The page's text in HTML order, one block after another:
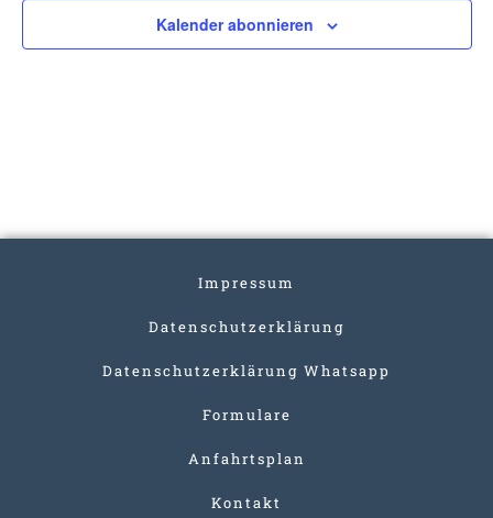
Kalender abonnieren
Impressum
Datenschutzerklärung
Datenschutzerklärung Whatsapp
Formulare
Anfahrtsplan
Kontakt